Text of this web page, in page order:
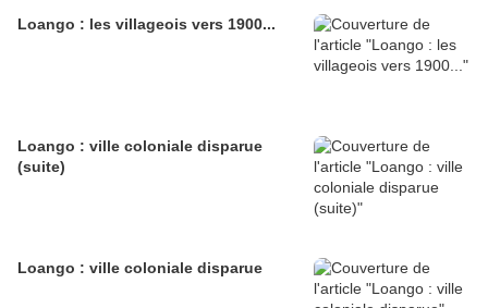
Loango : les villageois vers 1900...
Loango : ville coloniale disparue
(suite)
Loango : ville coloniale disparue